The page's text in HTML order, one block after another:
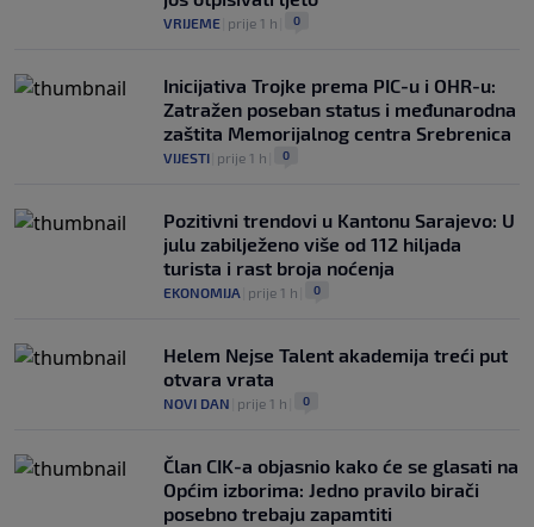
VRIJEME prije 1 h 0
Inicijativa Trojke prema PIC-u i OHR-u:
Zatražen poseban status i međunarodna
zaštita Memorijalnog centra Srebrenica
VIJESTI prije 1 h 0
Pozitivni trendovi u Kantonu Sarajevo: U
julu zabilježeno više od 112 hiljada
turista i rast broja noćenja
EKONOMIJA prije 1 h 0
Helem Nejse Talent akademija treći put
otvara vrata
NOVI DAN prije 1 h 0
Član CIK-a objasnio kako će se glasati na
Općim izborima: Jedno pravilo birači
posebno trebaju zapamtiti